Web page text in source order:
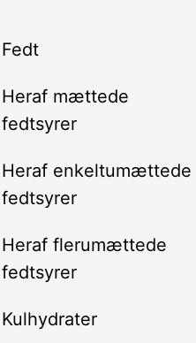
Fedt
Heraf mættede
fedtsyrer
Heraf enkeltumættede
fedtsyrer
Heraf flerumættede
fedtsyrer
Kulhydrater